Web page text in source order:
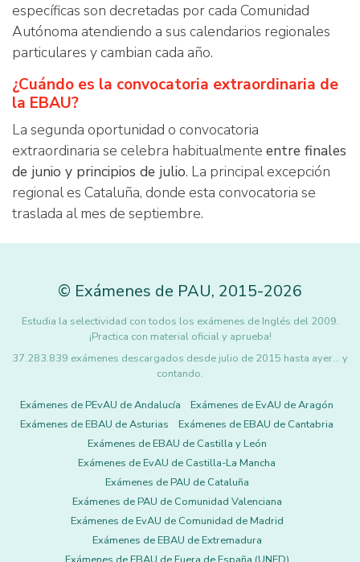
específicas son decretadas por cada Comunidad
Autónoma atendiendo a sus calendarios regionales
particulares y cambian cada año.
¿Cuándo es la convocatoria extraordinaria de
la EBAU?
La segunda oportunidad o convocatoria
extraordinaria se celebra habitualmente entre finales
de junio y principios de julio. La principal excepción
regional es Cataluña, donde esta convocatoria se
traslada al mes de septiembre.
© Exámenes de PAU, 2015-2026
Estudia la selectividad con todos los exámenes de Inglés del 2009.
¡Practica con material oficial y aprueba!
37.283.839 exámenes descargados desde julio de 2015 hasta ayer... y
contando.
Exámenes de PEvAU de Andalucía
Exámenes de EvAU de Aragón
Exámenes de EBAU de Asturias
Exámenes de EBAU de Cantabria
Exámenes de EBAU de Castilla y León
Exámenes de EvAU de Castilla-La Mancha
Exámenes de PAU de Cataluña
Exámenes de PAU de Comunidad Valenciana
Exámenes de EvAU de Comunidad de Madrid
Exámenes de EBAU de Extremadura